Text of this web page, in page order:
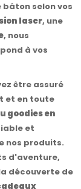
selon vos
laser, une
, nous
à vos
être assuré
et en toute
goodies en
et
nos produits.
d'aventure,
découverte de